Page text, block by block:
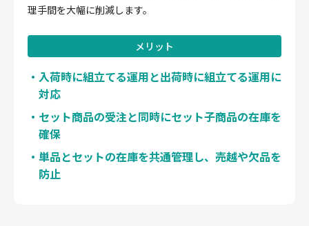
理手間を大幅に削減します。
メリット
入荷時に組立てる運用と出荷時に組立てる運用に
対応
セット商品の受注と同時にセット子商品の在庫を
確保
単品とセットの在庫を共通管理し、売越や欠品を
防止